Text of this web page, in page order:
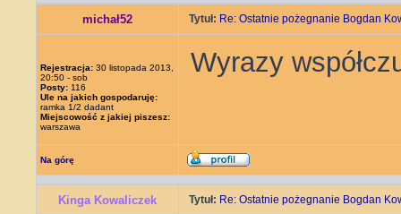
michał52 Tytuł: Re: Ostatnie pożegnanie Bogdan
Rejestracja: 30 listopada 2013,
20:50 - sob
Posty: 116
Ule na jakich gospodaruję:
ramka 1/2 dadant
Miejscowość z jakiej piszesz:
warszawa
Wyrazy
Na górę
Kinga Kowaliczek Tytuł: Re: Ostatnie pożegnanie Bogdan